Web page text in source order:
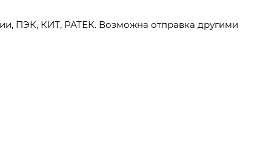
ПЭК, КИТ, РАТЕК. Возможна отправка другими